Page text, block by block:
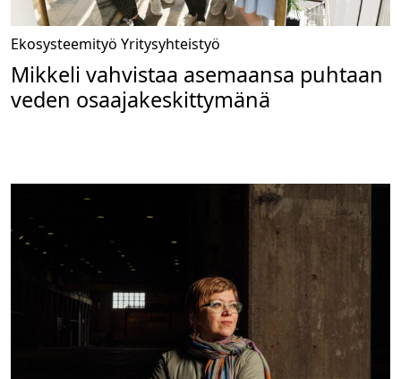
Ekosysteemityö Yritysyhteistyö
Mikkeli vahvistaa asemaansa puhtaan
veden osaajakeskittymänä